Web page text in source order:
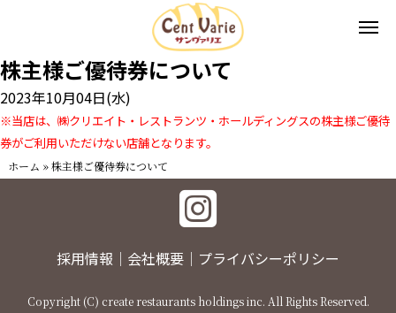
株主様ご優待券について
2023年10月04日(水)
※当店は、㈱クリエイト・レストランツ・ホールディングスの株主様ご優待
券がご利用いただけない店舗となります。
ホーム »株主様ご優待券について
採用情報 会社概要 プライバシーポリシー
Copyright (C) create restaurants holdings inc. All Rights Reserved.